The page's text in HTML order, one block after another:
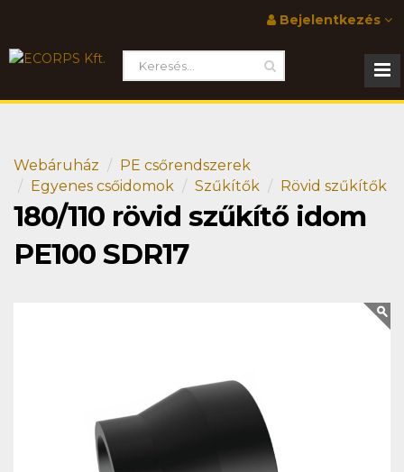
Bejelentkezés
Webáruház
PE csőrendszerek
Egyenes csőidomok
Szűkítők Rövid szűkítők
180/110 rövid szűkítő idom
PE100 SDR17